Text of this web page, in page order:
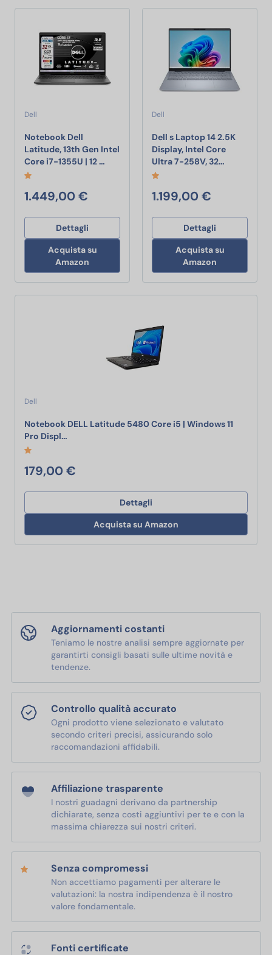
Dell
Notebook Dell
Latitude, 13th Gen Intel
Core i7-1355U | 12 … Notebook Dell Latitude, 13th Gen Intel
1.449,00 €
Dettagli
Acquista su
Amazon
Dell
Dell s Laptop 14 2.5K
Display, Intel Core
Ultra 7-258V, 32…
1.199,00 €
Dettagli
Acquista su
Amazon
Dell
Notebook DELL Latitude 5480 Core i5 | Windows 11
Pro Displ…
179,00 €
Dettagli
Acquista su Amazon
Aggiornamenti costanti
Teniamo le nostre analisi sempre aggiornate per
garantirti consigli basati sulle ultime novità e
tendenze.
Controllo qualità accurato
Ogni prodotto viene selezionato e valutato
secondo criteri precisi, assicurando solo
raccomandazioni affidabili.
Affiliazione trasparente
I nostri guadagni derivano da partnership
dichiarate, senza costi aggiuntivi per te e con la
massima chiarezza sui nostri criteri.
Senza compromessi
Non accettiamo pagamenti per alterare le
valutazioni: la nostra indipendenza è il nostro
valore fondamentale.
Fonti certificate